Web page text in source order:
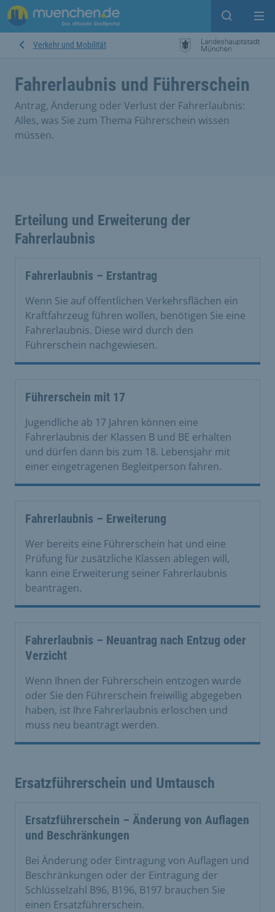
Suche
Verkehr und Mobilität
Fahrerlaubnis und Führerschein
Antrag, Änderung oder Verlust der Fahrerlaubnis:
Alles, was Sie zum Thema Führerschein wissen
müssen.
Erteilung und Erweiterung der
Fahrerlaubnis
Fahrerlaubnis – Erstantrag
Wenn Sie auf öffentlichen Verkehrsflächen ein
Kraftfahrzeug führen wollen, benötigen Sie eine
Fahrerlaubnis. Diese wird durch den
Führerschein nachgewiesen.
Führerschein mit 17
Jugendliche ab 17 Jahren können eine
Fahrerlaubnis der Klassen B und BE erhalten
und dürfen dann bis zum 18. Lebensjahr mit
einer eingetragenen Begleitperson fahren.
Fahrerlaubnis – Erweiterung
Wer bereits eine Führerschein hat und eine
Prüfung für zusätzliche Klassen ablegen will,
kann eine Erweiterung seiner Fahrerlaubnis
beantragen.
Fahrerlaubnis – Neuantrag nach Entzug oder
Verzicht
Wenn Ihnen der Führerschein entzogen wurde
oder Sie den Führerschein freiwillig abgegeben
haben, ist Ihre Fahrerlaubnis erloschen und
muss neu beantragt werden.
Ersatzführerschein und Umtausch
Ersatzführerschein – Änderung von Auflagen
und Beschränkungen
Bei Änderung oder Eintragung von Auflagen und
Beschränkungen oder der Eintragung der
Schlüsselzahl B96, B196, B197 brauchen Sie
einen Ersatzführerschein.